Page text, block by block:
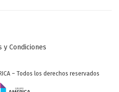
y Condiciones
– Todos los derechos reservados